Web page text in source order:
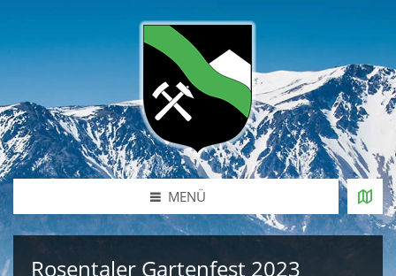
MENÜ
Rosentaler Gartenfest 2023